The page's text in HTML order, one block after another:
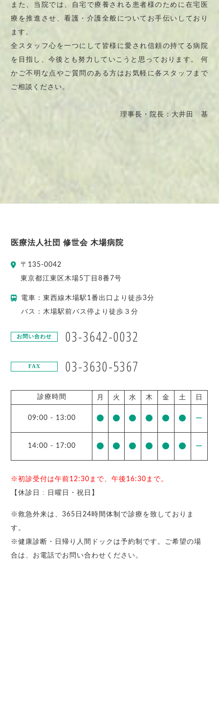
また、当院では、自宅で療養される患者様のために在宅医
療を推進させ、看護・介護全般についてお手伝いしており
ます。
全スタッフ心を一つにして皆様に愛され信頼の持てる病院
を目指し、今後とも努力していこうと思っております。 何
かご不明な点やご質問のある方はお気軽に各スタッフまで
ご相談ください。
理事長・院長：大井田 基
医療法人社団 修世会 木場病院
〒 135-0042
東京都江東区木場5丁目8番7号
電車：東西線木場駅1番出口より徒歩3分
バス：木場駅前バス停より徒歩３分
お問い合わせ 03-3642-0032
FAX 03-3630-5367
診療時間 月 火 水 木 金 土 日
09:00 - 13:00 ー
14:00 - 17:00 ー
※初診受付は午前12:30まで、午後16:30まで。
【休診日 : 日曜日・祝日】
※救急外来は、365日24時間体制で診療を致しておりま
す。
※健康診断・日帰り人間ドックは予約制です。ご希望の場
合は、お電話でお問い合わせください。